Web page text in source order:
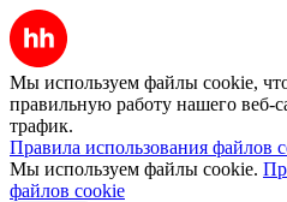
Мы используем файлы cookie,
правильную работу нашего веб-
трафик.
Правила использования файлов
Мы используем файлы cookie.
файлов cookie